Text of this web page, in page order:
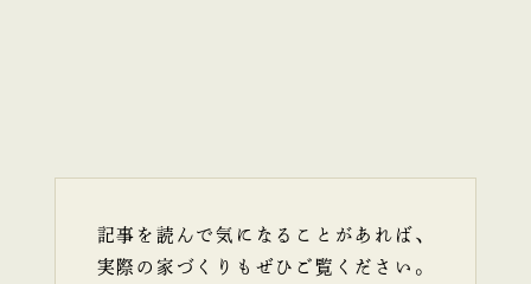
記事を読んで気になることがあれば、
実際の家づくりもぜひご覧ください。